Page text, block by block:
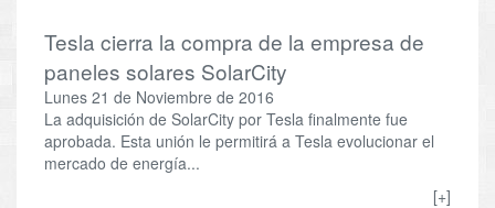
Tesla cierra la compra de la empresa de
paneles solares SolarCity
Lunes 21 de Noviembre de 2016
La adquisición de SolarCity por Tesla finalmente fue
aprobada. Esta unión le permitirá a Tesla evolucionar el
mercado de energía...
[+]